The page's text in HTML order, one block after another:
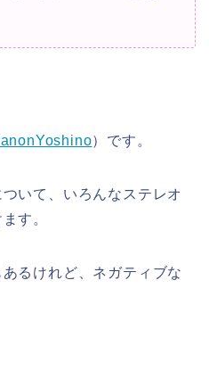
）です。
いて、いろんなステレオ
す。
るけれど、ネガティブな